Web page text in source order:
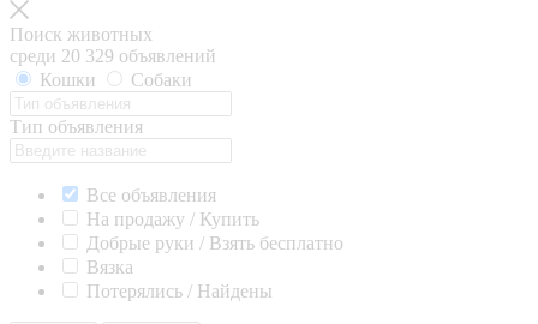
Поиск животных
среди 20 329 объявлений
Кошки
Собаки
Тип объявления
Все объявления
На продажу / Купить
Добрые руки / Взять бесплатно
Вязка
Потерялись / Найдены